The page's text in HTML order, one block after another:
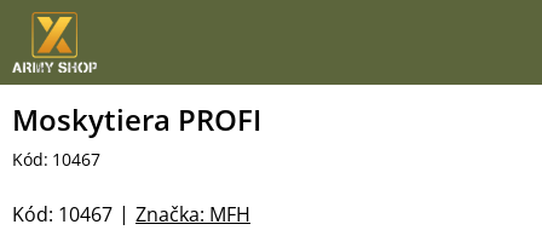
Přejít
obsah
Moskytiera PROFI
Kód: 10467
Značka: MFH
Kód: 10467